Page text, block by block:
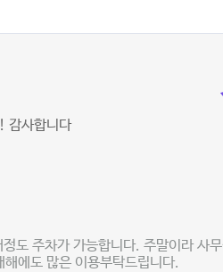
감사합니다
도 주차가 가능합니다. 주말이라 사
에도 많은 이용부탁드립니다.